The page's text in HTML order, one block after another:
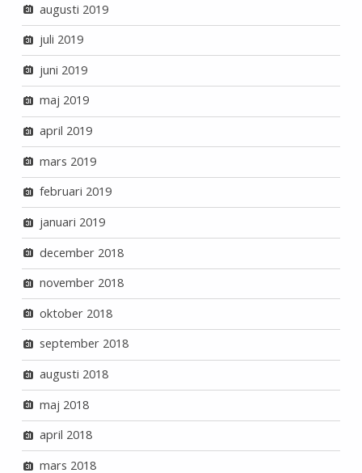
augusti 2019
juli 2019
juni 2019
maj 2019
april 2019
mars 2019
februari 2019
januari 2019
december 2018
november 2018
oktober 2018
september 2018
augusti 2018
maj 2018
april 2018
mars 2018